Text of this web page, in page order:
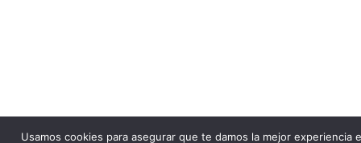
Usamos cookies para asegurar que te damos la mejor